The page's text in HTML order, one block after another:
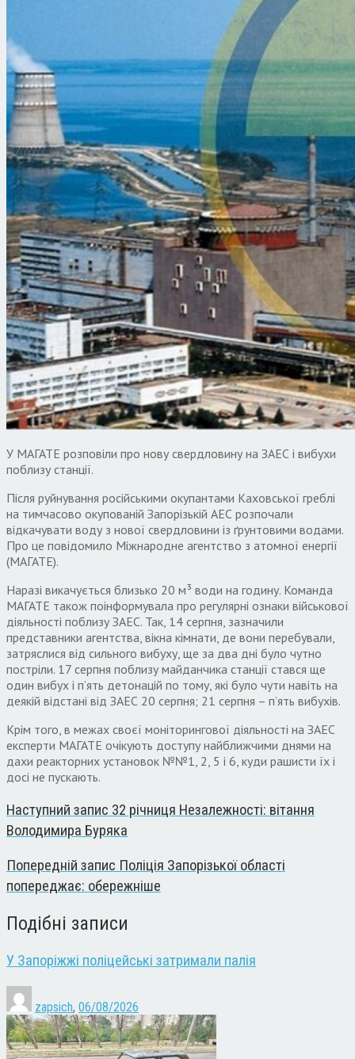
У МАГАТЕ розповіли про нову свердловину на ЗАЕС і вибухи
поблизу станції.
Після руйнування російськими окупантами Каховської греблі
на тимчасово окупованій Запорізькій АЕС розпочали
відкачувати воду з нової свердловини із ґрунтовими водами.
Про це повідомило Міжнародне агентство з атомної енергії
(МАГАТЕ).
Наразі викачується близько 20 м³ води на годину. Команда
МАГАТЕ також поінформувала про регулярні ознаки військової
діяльності поблизу ЗАЕС. Так, 14 серпня, зазначили
представники агентства, вікна кімнати, де вони перебували,
затряслися від сильного вибуху, ще за два дні було чутно
постріли. 17 серпня поблизу майданчика станції стався ще
один вибух і п’ять детонацій по тому, які було чути навіть на
деякій відстані від ЗАЕС 20 серпня; 21 серпня – п’ять вибухів.
Крім того, в межах своєї моніторингової діяльності на ЗАЕС
експерти МАГАТЕ очікують доступу найближчими днями на
дахи реакторних установок №№1, 2, 5 і 6, куди рашисти їх і
досі не пускають.
Наступний запис 32 річниця Незалежності: вітання
Володимира Буряка
Попередній запис Поліція Запорізької області
попереджає: обережніше
Подібні записи
У Запоріжжі поліцейські затримали палія
zapsich, 06/08/2026